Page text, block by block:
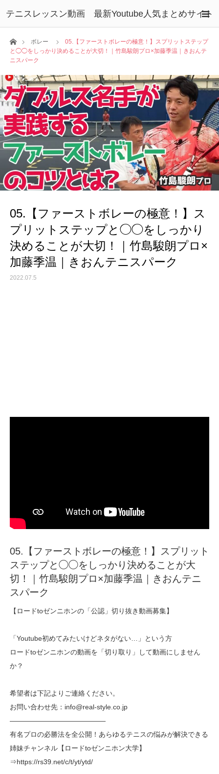
テニスレッスン動画 最新Youtube人気まとめサイト
ホームボレー
05.【ファーストボレーの極意！】スプリットステップ
と◯◯をしっかり決めることが大切！｜竹島駿朗プロ×加藤季温｜きおんテ
ニスパーク
05.【ファーストボレーの極意！】ス
プリットステップと◯◯をしっかり
決めることが大切！｜竹島駿朗プロ×
加藤季温｜きおんテニスパーク
2022.07.5
05.【ファーストボレーの極意！】スプリット
ステップと◯◯をしっかり決めることが大
切！｜竹島駿朗プロ×加藤季温｜きおんテニ
スパーク
【ロードtoゼンニホンの「公認」切り抜き動画募集】
「Youtube初めてみたいけどネタがない…」という方
ロードtoゼンニホンの動画を「切り取り」して動画にしません
か？
希望者は下記よりご連絡ください。
お問い合わせ先：info@real-style.co.jp
——————————————
有名プロの必勝法を全公開！あらゆるテニスの悩みが解決できる
姉妹チャンネル【ロードtoゼンニホン大学】
⇒https://rs39.net/c/t/yt/ytd/